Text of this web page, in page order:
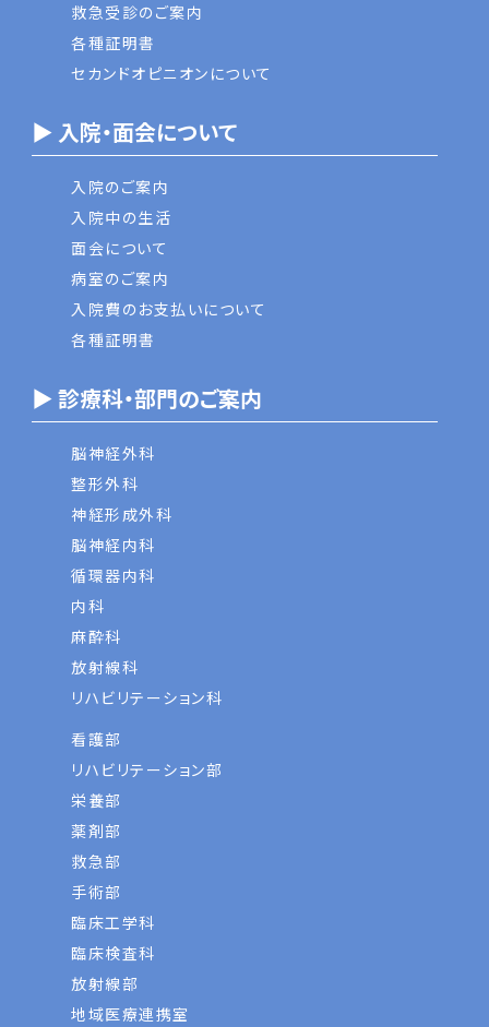
救急受診のご案内
各種証明書
セカンドオピニオンについて
▶ 入院・面会について
入院のご案内
入院中の生活
面会について
病室のご案内
入院費のお支払いについて
各種証明書
▶ 診療科・部門のご案内
脳神経外科
整形外科
神経形成外科
脳神経内科
循環器内科
内科
麻酔科
放射線科
リハビリテーション科
看護部
リハビリテーション部
栄養部
薬剤部
救急部
手術部
臨床工学科
臨床検査科
放射線部
地域医療連携室